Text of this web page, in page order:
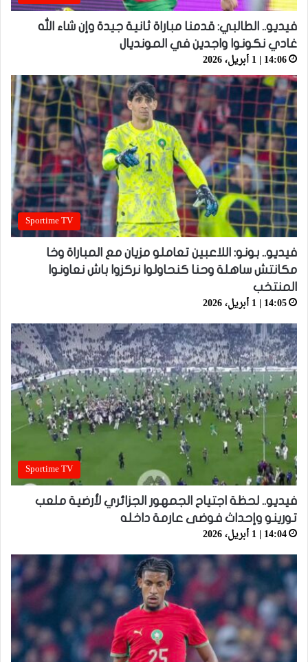
فيديو.. الطالبي: قدمنا مباراة ثانية جيدة وإن شاء الله
غادي نكونوا واجدين في المونديال
14:06 | 1 أبريل، 2026
Sportime TV
فيديو.. بونو: اللاعبين تعاملو مزيان مع المباراة وخا
مكانتش ساهلة وحنا كنحاولوا نركزوا باش نعاونوا
المنتخب
14:05 | 1 أبريل، 2026
Sportime TV
فيديو.. لحظة اجتياح الجمهور الجزائري لأرضية ملعب
تورينو وإحداث فوضى عارمة داخله
14:04 | 1 أبريل، 2026